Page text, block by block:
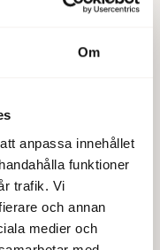
Om
anpassa innehållet
funktioner
trafik. Vi
och annan
medier och
inrymmer
laboratorium